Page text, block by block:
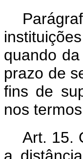
quando
prazo de
fins de
nos
Art. 15.